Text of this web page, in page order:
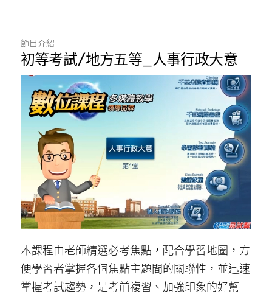
節目介紹
初等考試/地方五等_人事行政大意
本課程由老師精選必考焦點，配合學習地圖，方
便學習者掌握各個焦點主題間的關聯性，並迅速
掌握考試趨勢，是考前複習、加強印象的好幫